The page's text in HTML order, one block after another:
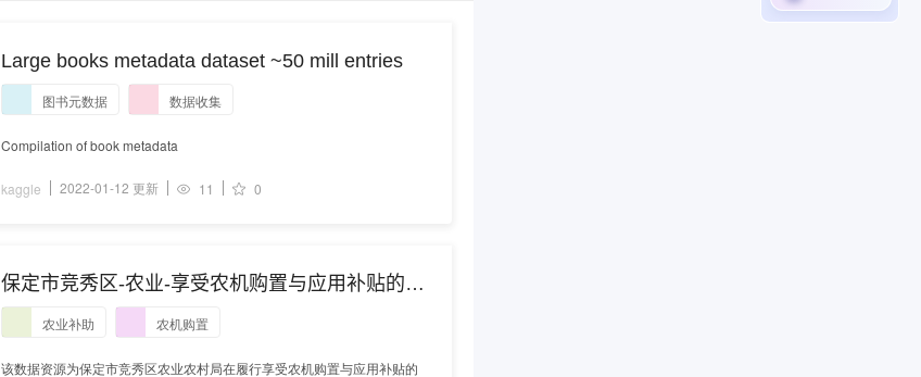
Large books metadata dataset ~50 mill entries
图书元数据 数据收集
Compilation of book metadata
kaggle 2022-01-12 更新 11 0
保定市竞秀区-农业-享受农机购置与应用补贴的购
机者数据
农业补助 农机购置
该数据资源为保定市竞秀区农业农村局在履行享受农机购置与应用补贴的